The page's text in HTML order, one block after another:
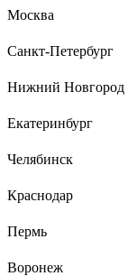
Москва
Санкт-Петербург
Нижний Новгород
Екатеринбург
Челябинск
Краснодар
Пермь
Воронеж